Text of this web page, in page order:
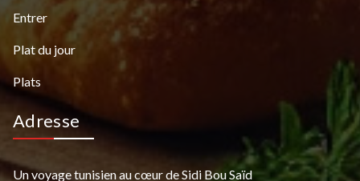
Entrer
Plat du jour
Plats
Adresse
Un voyage tunisien au cœur de Sidi Bou Saïd